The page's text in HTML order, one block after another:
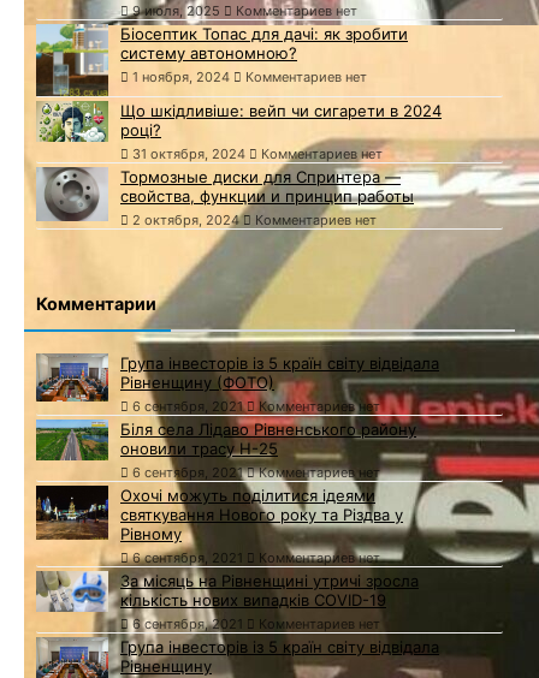
9 июля, 2025 Комментариев нет
Біосептик Топас для дачі: як зробити
систему автономною?
1 ноября, 2024 Комментариев нет
Що шкідливіше: вейп чи сигарети в 2024
році?
31 октября, 2024 Комментариев нет
Тормозные диски для Спринтера —
свойства, функции и принцип работы
2 октября, 2024 Комментариев нет
Комментарии
Група інвесторів із 5 країн світу відвідала
Рівненщину (ФОТО)
6 сентября, 2021 Комментариев нет
Біля села Лідаво Рівненського району
оновили трасу Н-25
6 сентября, 2021 Комментариев нет
Охочі можуть поділитися ідеями
святкування Нового року та Різдва у
Рівному
6 сентября, 2021 Комментариев нет
За місяць на Рівненщині утричі зросла
кількість нових випадків COVID-19
6 сентября, 2021 Комментариев нет
Група інвесторів із 5 країн світу відвідала
Рівненщину